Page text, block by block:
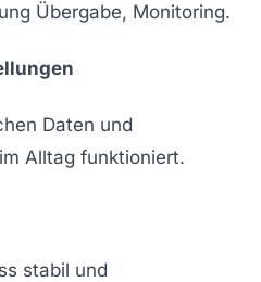
Übergabe, Monitoring.
Daten und
Alltag funktioniert.
stabil und